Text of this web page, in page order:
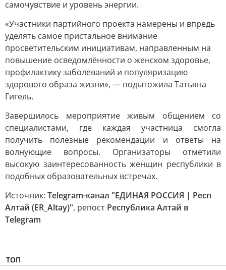
самочувствие и уровень энергии.
«Участники партийного проекта намерены и впредь
уделять самое пристальное внимание
просветительским инициативам, направленным на
повышение осведомлённости о женском здоровье,
профилактику заболеваний и популяризацию
здорового образа жизни», — подытожила Татьяна
Гигель.
Завершилось мероприятие живым общением со
специалистами, где каждая участница смогла
получить полезные рекомендации и ответы на
волнующие вопросы. Организаторы отметили
высокую заинтересованность женщин республики в
подобных образовательных встречах.
Источник: Telegram-канал "ЕДИНАЯ РОССИЯ | Респ
Алтай (ER_Altay)", репост Республика Алтай в
Telegram
ТОП